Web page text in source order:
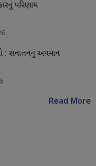
પરિણામ
: સનાતનનું અપમાન
Read More